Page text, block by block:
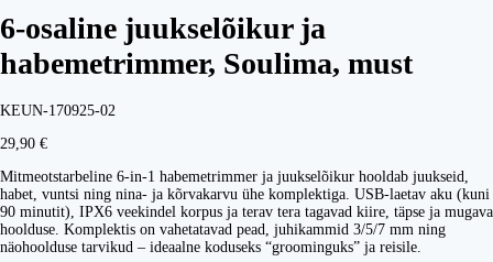
6-osaline juukselõikur ja
habemetrimmer, Soulima, must
KEUN-170925-02
29,90 €
Mitmeotstarbeline 6-in-1 habemetrimmer ja juukselõikur hooldab juukseid,
habet, vuntsi ning nina- ja kõrvakarvu ühe komplektiga. USB-laetav aku (kuni
90 minutit), IPX6 veekindel korpus ja terav tera tagavad kiire, täpse ja mugava
hoolduse. Komplektis on vahetatavad pead, juhikammid 3/5/7 mm ning
näohoolduse tarvikud – ideaalne koduseks “groominguks” ja reisile.